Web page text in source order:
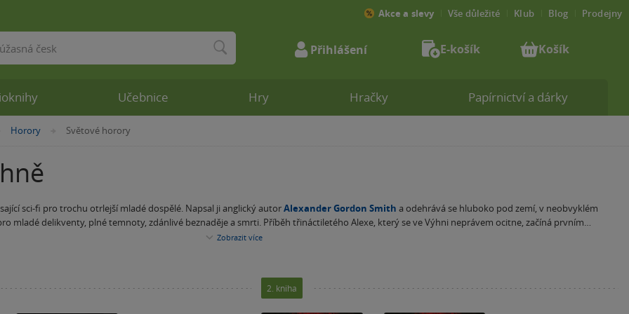
»Horory »
Světové horory
sci-fi pro trochu otrlejší mladé dospělé. Napsal ji anglický autorAlexander Gordon Smith a odehrává se hluboko pod zemí, v neobvyklém
mladé delikventy, plné temnoty, zdánlivé beznaděje a smrti. Příběh třináctiletého Alexe, který se ve Výhni neprávem ocitne, začíná prvním
. Alex se zoufale snaží z doživotního žaláře uniknout, ale odhaluje něco děsivého. Vládne tu totiž kruté zlo v podobě každodenních strašných
– budete svědky Alexova marného snažení z Výhně utéci, jeho nočních můr a nejhorších přízraků, jakých si lze vůbec
Zobrazitvíce
2. kniha
Učebnice Hry Hračky Papírnictví a dárky
Akce a slevy Vše důležité Klub Blog Prodejny
Přihlášení E-košík Košík